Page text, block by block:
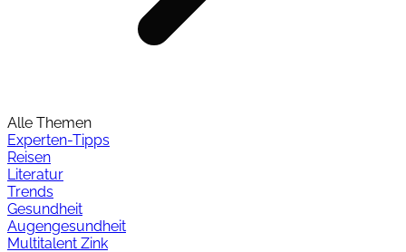
Alle Themen
Experten-Tipps
Reisen
Literatur
Trends
Gesundheit
Augengesundheit
Multitalent Zink